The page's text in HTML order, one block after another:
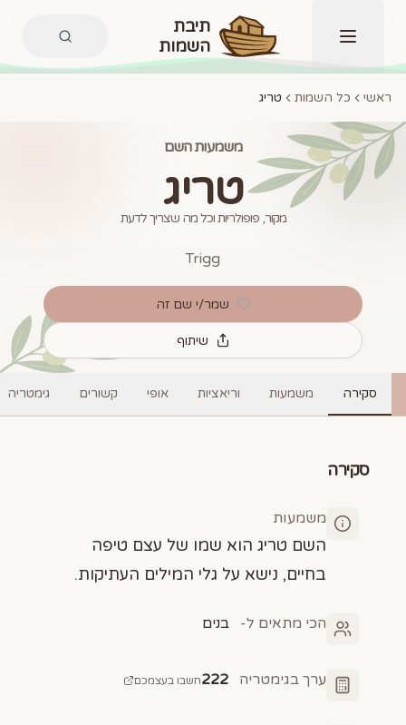
תפריט
תיבת
השמות
ראשי כל השמות טריג
משמעות השם
טריג
מקור, פופולריות וכל מה שצריך לדעת
Trigg
שמר/י שם זה
שיתוף
סקירה משמעות וריאציות אופי קשורים גימטריה
סקירה
משמעות
השם טריג הוא שמו של עצם טיפה
בחיים, נישא על גלי המילים העתיקות.
הכי מתאים ל- בנים
ערך בגימטריה 222חשבו בעצמכם